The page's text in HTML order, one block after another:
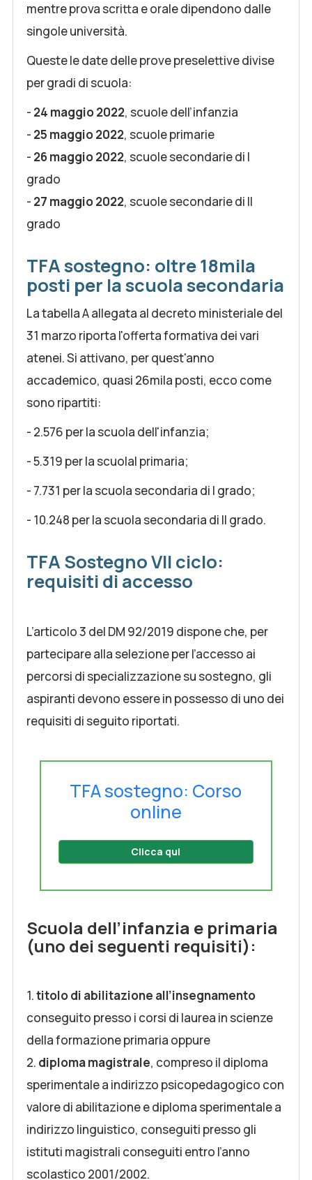
mentre prova scritta e orale dipendono dalle
singole università.
Queste le date delle prove preselettive divise
per gradi di scuola:
- 24 maggio 2022, scuole dell’infanzia
- 25 maggio 2022, scuole primarie
- 26 maggio 2022, scuole secondarie di I
grado
- 27 maggio 2022, scuole secondarie di II
grado
TFA sostegno: oltre 18mila
posti per la scuola secondaria
La tabella A allegata al decreto ministeriale del
31 marzo riporta l'offerta formativa dei vari
atenei. Si attivano, per quest'anno
accademico, quasi 26mila posti, ecco come
sono ripartiti:
- 2.576 per la scuola dell'infanzia;
- 5.319 per la scuolal primaria;
- 7.731 per la scuola secondaria di I grado;
- 10.248 per la scuola secondaria di II grado.
TFA Sostegno VII ciclo:
requisiti di accesso
L’articolo 3 del DM 92/2019 dispone che, per
partecipare alla selezione per l’accesso ai
percorsi di specializzazione su sostegno, gli
aspiranti devono essere in possesso di uno dei
requisiti di seguito riportati.
TFA sostegno: Corso
online
Clicca qui
Scuola dell’infanzia e primaria
(uno dei seguenti requisiti):
1.titolo di abilitazione all’insegnamento
conseguito presso i corsi di laurea in scienze
della formazione primaria oppure
2. diploma magistrale, compreso il diploma
sperimentale a indirizzo psicopedagogico con
valore di abilitazione e diploma sperimentale a
indirizzo linguistico, conseguiti presso gli
istituti magistrali conseguiti entro l’anno
scolastico 2001/2002.